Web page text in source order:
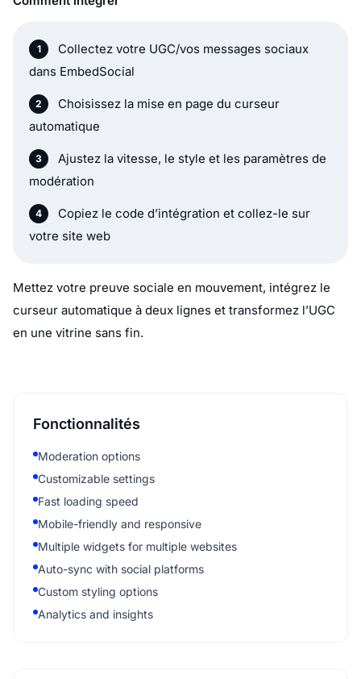
Collectez votre UGC/vos messages sociaux
dans EmbedSocial
Choisissez la mise en page du curseur
automatique
Ajustez la vitesse, le style et les paramètres de
modération
Copiez le code d’intégration et collez-le sur
votre site web
Mettez votre preuve sociale en mouvement, intégrez le
curseur automatique à deux lignes et transformez l’UGC
en une vitrine sans fin.
Fonctionnalités
Moderation options
Customizable settings
Fast loading speed
Mobile-friendly and responsive
Multiple widgets for multiple websites
Auto-sync with social platforms
Custom styling options
Analytics and insights